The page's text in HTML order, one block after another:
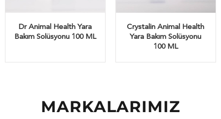
Dr Animal Health Yara
Bakım Solüsyonu 100 ML
Crystalin Animal Health
Yara Bakım Solüsyonu
100 ML
MARKALARIMIZ